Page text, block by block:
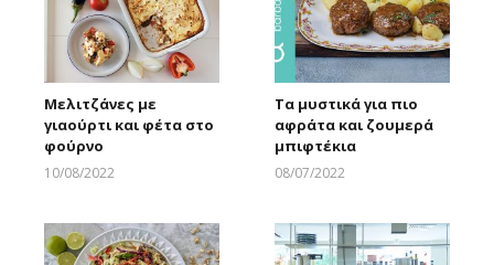
Μελιτζάνες με
γιαούρτι και φέτα στο
φούρνο
10/08/2022
Τα μυστικά για πιο
αφράτα και ζουμερά
μπιφτέκια
08/07/2022